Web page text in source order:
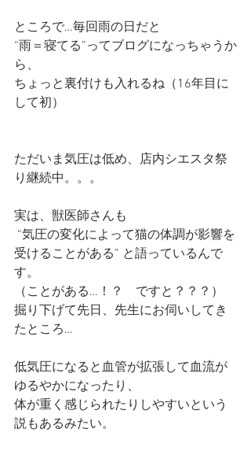
ところで…毎回雨の日だと
“雨＝寝てる”ってブログになっちゃうか
ら、
ちょっと裏付けも入れるね（16年目に
して初）
ただいま気圧は低め、店内シエスタ祭
り継続中。。。
実は、獣医師さんも
受けることがある” と語っているんで
す。
（ことがある…！？　ですと？？？）
掘り下げて先日、先生にお伺いしてき
たところ…
低気圧になると血管が拡張して血流が
ゆるやかになったり、
体が重く感じられたりしやすいという
説もあるみたい。